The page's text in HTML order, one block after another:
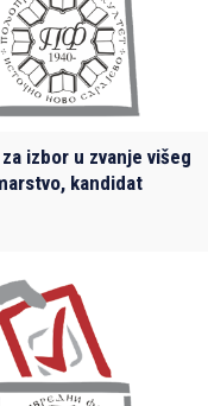
izbor u zvanje višeg
kandidat